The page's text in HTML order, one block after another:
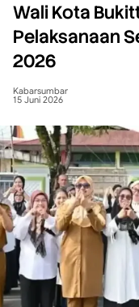
Wali Kota
Pelaksanaan
2026
Kabarsumbar
15 Juni 2026